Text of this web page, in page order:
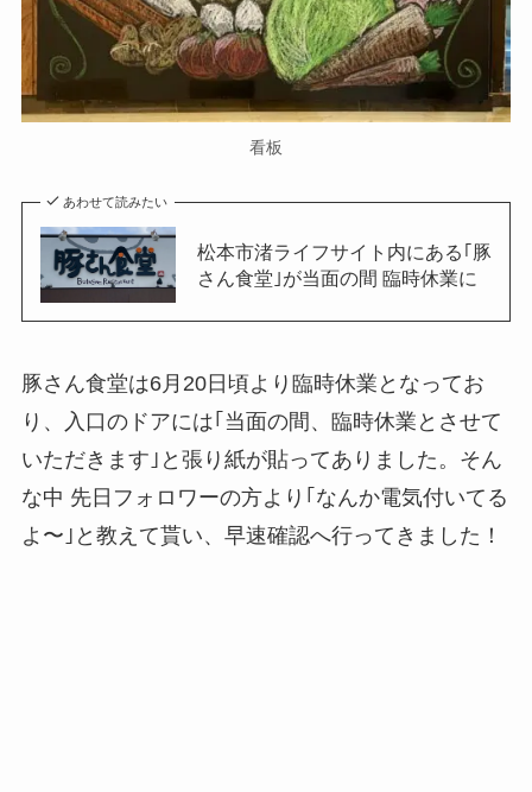
看板
あわせて読みたい
松本市渚ライフサイト内にある｢豚
さん食堂｣が当面の間 臨時休業に
豚さん食堂は6月20日頃より臨時休業となってお
り、入口のドアには｢当面の間、臨時休業とさせて
いただきます｣と張り紙が貼ってありました。そん
な中 先日フォロワーの方より｢なんか電気付いてる
よ〜｣と教えて貰い、早速確認へ行ってきました！